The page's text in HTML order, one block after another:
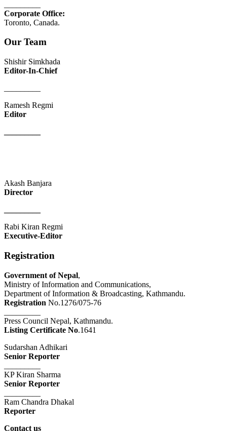
Corporate Office:
Toronto, Canada.
Our Team
Shishir Simkhada
Editor-In-Chief
Ramesh Regmi
Editor
Akash Banjara
Director
Rabi Kiran Regmi
Executive-Editor
Registration
Government of Nepal,
Ministry of Information and Communications,
Department of Information & Broadcasting, Kathmandu.
Registration No.1276/075-76
Press Council Nepal, Kathmandu.
Listing Certificate No.1641
Sudarshan Adhikari
Senior Reporter
KP Kiran Sharma
Senior Reporter
Ram Chandra Dhakal
Reporter
Contact us